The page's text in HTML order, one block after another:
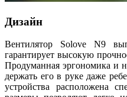
Дизайн
Вентилятор Solove N9
гарантирует высокую
Продуманная эргономика и
держать его в руке даже
устройства расположена